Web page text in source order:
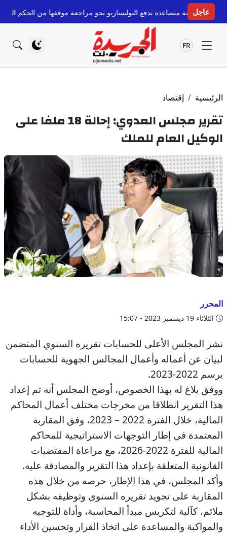
عاجل
تدفع البوليساريو نحو مراجعة موقفها من الحكم الذاتيقبل 11 ساعة
FR
الرئيسية إقتصاد
تقرير مجلس العدوي: إحالة 18 ملفا على
الوكيل العام للملك
المحرر
الثلاثاء 19 ديسمبر 2023 - 15:07
نشر المجلس الأعلى للحسابات تقريره السنوي المتضمن
لبيان عن أعماله وأعمال المجالس الجهوية للحسابات
برسم 2022-2023.
ووفق بلاغ له بهذا الخصوص، أوضح المجلس أنه تم إعداد
هذا التقرير انطلاقا من مخرجات مختلف أعمال المحاكم
المالية، خلال الفترة 2022 – 2023، وفق المقاربة
المعتمدة في إطار التوجهات الاستراتيجية للمحاكم
المالية للفترة 2022-2026، مع مراعاة المقتضيات
القانونية المتعلقة بإعداد هذا التقرير والمصادقة عليه.
وأكد المجلس، في هذا الإطار، حرصه من خلال هذه
المقاربة على تجويد تقريره السنوي وتوظيفه بشكل
ملائم، كآلية لتكريس مبدأ المحاسبة، وأداة للتوجيه
والمواكبة والمساعدة على اتخاذ القرار وتحسين الأداء